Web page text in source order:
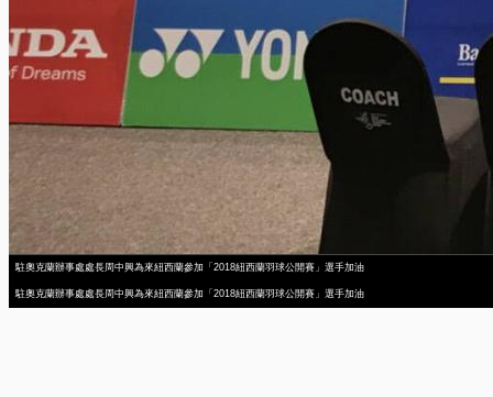
駐奧克蘭辦事處處長周中興為來紐西蘭參加「2018紐西蘭羽球公開賽」選手加油
駐奧克蘭辦事處處長周中興為來紐西蘭參加「2018紐西蘭羽球公開賽」選手加油